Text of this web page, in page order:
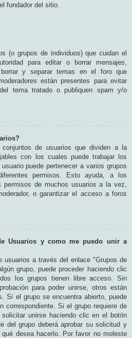
fundador del sitio.
(o grupos de individuos) que cuidan el
para editar o borrar mensajes,
y separar temas en el foro que
están presentes para evitar
tema tratado o publiquen spam y/o
de usuarios que dividen a la
con los cuales puede trabajar los
puede pertenecer a varios grupos
permisos. Esto ayuda, a los
permisos de muchos usuarios a la vez,
o garantizar el acceso a foros
Usuarios y como me puedo unir a
usuarios a través del enlace "Grupos de
grupo, puede proceder haciendo clic
los grupos tienen libre acceso. Sin
para poder unirse, otros están
Si el grupo se encuentra abierto, puede
correspondiente. Si el grupo requiere de
solicitar unirse haciendo clic en el botón
del grupo deberá aprobar su solicitud y
desea hacerlo. Por favor no moleste